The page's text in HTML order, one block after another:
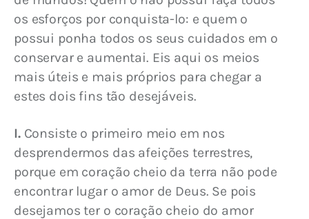
os esforços por conquista-lo: e quem o
possui ponha todos os seus cuidados em o
conservar e aumentai. Eis aqui os meios
mais úteis e mais próprios para chegar a
estes dois fins tão desejáveis.
I. Consiste o primeiro meio em nos
desprendermos das afeições terrestres,
porque em coração cheio da terra não pode
encontrar lugar o amor de Deus. Se pois
desejamos ter o coração cheio do amor